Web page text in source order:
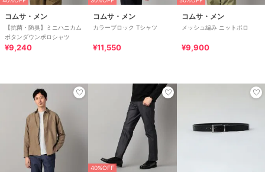
コムサ・メン
【抗菌・防臭】ミニハニカム
ボタンダウンポロシャツ
¥9,240
コムサ・メン
カラーブロック Tシャツ
¥11,550
コムサ・メン
メッシュ編み ニットポロ
¥9,900
40%OFF